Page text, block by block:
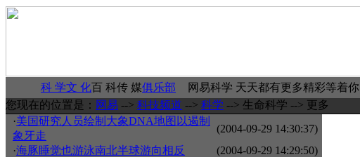
科 学文 化百 科传 媒俱乐部
网易科学 天天都有更多精彩等着你
您现在的位置是： 网易 --> 科技频道 --> 科学 --> 生命科学 --> 更多
·美国研究人员绘制大象DNA地图以遏制
象牙走
(2004-09-29 14:30:37)
·海豚睡觉也游泳南北半球游向相反
(2004-09-29 14:29:50)